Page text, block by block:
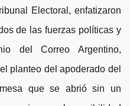
Electoral, enfatizaron
de las fuerzas políticas y
del Correo Argentino,
planteo del apoderado del
que se abrió sin un